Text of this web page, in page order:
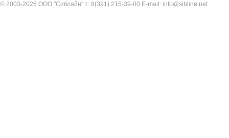
© 2003-2026 ООО "Сиблайн" т: 8(391) 215-39-00 E-mail: info@sibline.net